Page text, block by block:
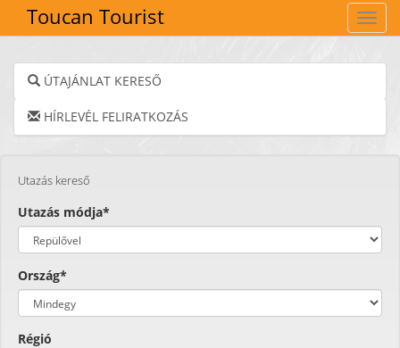
Toucan Tourist
ÚTAJÁNLAT KERESŐ
HÍRLEVÉL FELIRATKOZÁS
Utazás kereső
Utazás módja*
Ország*
Régió